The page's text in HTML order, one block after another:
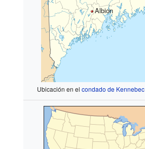
Albion
Ubicación en elcondado de Kennebec